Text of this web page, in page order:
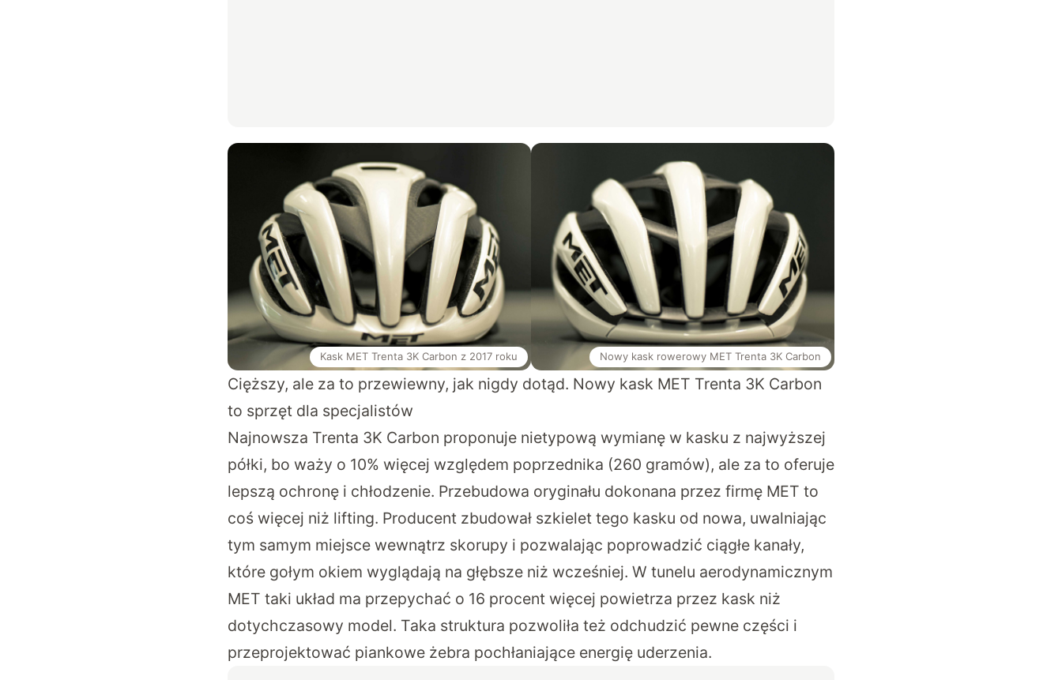
Kask MET Trenta 3K Carbon z 2017 roku Nowy kask rowerowy MET Trenta 3K Carbon
Cięższy, ale za to przewiewny, jak nigdy dotąd. Nowy kask MET Trenta 3K Carbon
to sprzęt dla specjalistów
Najnowsza Trenta 3K Carbon proponuje nietypową wymianę w kasku z najwyższej
półki, bo waży o 10% więcej względem poprzednika (260 gramów), ale za to oferuje
lepszą ochronę i chłodzenie. Przebudowa oryginału dokonana przez firmę MET to
coś więcej niż lifting. Producent zbudował szkielet tego kasku od nowa, uwalniając
tym samym miejsce wewnątrz skorupy i pozwalając poprowadzić ciągłe kanały,
które gołym okiem wyglądają na głębsze niż wcześniej. W tunelu aerodynamicznym
MET taki układ ma przepychać o 16 procent więcej powietrza przez kask niż
dotychczasowy model. Taka struktura pozwoliła też odchudzić pewne części i
przeprojektować piankowe żebra pochłaniające energię uderzenia.